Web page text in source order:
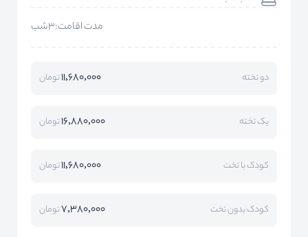
مدت اقامت:3شب
دو تخته 11,680,000تومان
یک تخته 16,880,000تومان
کودک با تخت 11,680,000تومان
کودک بدون تخت 7,380,000تومان